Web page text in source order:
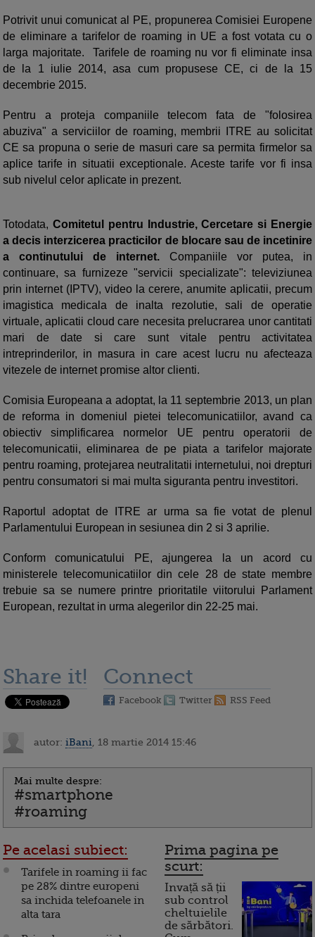
Potrivit unui comunicat al PE, propunerea Comisiei Europene
de eliminare a tarifelor de roaming in UE a fost votata cu o
larga majoritate. Tarifele de roaming nu vor fi eliminate insa
de la 1 iulie 2014, asa cum propusese CE, ci de la 15
decembrie 2015.
Pentru a proteja companiile telecom fata de "folosirea
abuziva" a serviciilor de roaming, membrii ITRE au solicitat
CE sa propuna o serie de masuri care sa permita firmelor sa
aplice tarife in situatii exceptionale. Aceste tarife vor fi insa
sub nivelul celor aplicate in prezent.
Totodata, Comitetul pentru Industrie, Cercetare si Energie
a decis interzicerea practicilor de blocare sau de incetinire
a continutului de internet. Companiile vor putea, in
continuare, sa furnizeze "servicii specializate": televiziunea
prin internet (IPTV), video la cerere, anumite aplicatii, precum
imagistica medicala de inalta rezolutie, sali de operatie
virtuale, aplicatii cloud care necesita prelucrarea unor cantitati
mari de date si care sunt vitale pentru activitatea
intreprinderilor, in masura in care acest lucru nu afecteaza
vitezele de internet promise altor clienti.
Comisia Europeana a adoptat, la 11 septembrie 2013, un plan
de reforma in domeniul pietei telecomunicatiilor, avand ca
obiectiv simplificarea normelor UE pentru operatorii de
telecomunicatii, eliminarea de pe piata a tarifelor majorate
pentru roaming, protejarea neutralitatii internetului, noi drepturi
pentru consumatori si mai multa siguranta pentru investitori.
Raportul adoptat de ITRE ar urma sa fie votat de plenul
Parlamentului European in sesiunea din 2 si 3 aprilie.
Conform comunicatului PE, ajungerea la un acord cu
ministerele telecomunicatiilor din cele 28 de state membre
trebuie sa se numere printre prioritatile viitorului Parlament
European, rezultat in urma alegerilor din 22-25 mai.
Share it! Connect
Facebook Twitter RSS Feed
autor: iBani , 18 martie 2014 15:46
Mai multe despre:
#smartphone
#roaming
Pe acelasi subiect:
Tarifele in roaming ii fac
pe 28% dintre europeni
sa inchida telefoanele in
alta tara
Prima pagina pe
scurt:
Invață să ții
sub control
cheltuielile
de sărbători.